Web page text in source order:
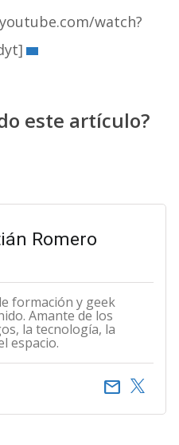
watch?
este artículo?
Romero
formación y geek
Amante de los
la tecnología, la
espacio.
email